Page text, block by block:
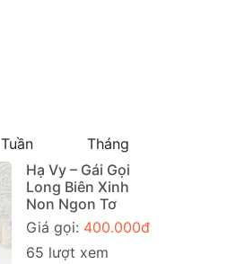
Tuần
Tháng
Hạ Vy – Gái Gọi
Long Biên Xinh
Non Ngon Tơ
Giá gọi: 400.000đ
65 lượt xem